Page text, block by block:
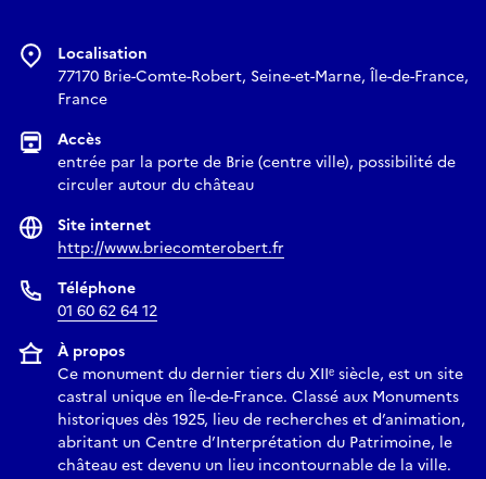
Localisation
77170 Brie-Comte-Robert, Seine-et-Marne, Île-de-France,
France
Accès
entrée par la porte de Brie (centre ville), possibilité de
circuler autour du château
Site internet
http://www.briecomterobert.fr
Téléphone
01 60 62 64 12
À propos
Ce monument du dernier tiers du XIIᵉ siècle, est un site
castral unique en Île-de-France. Classé aux Monuments
historiques dès 1925, lieu de recherches et d’animation,
abritant un Centre d’Interprétation du Patrimoine, le
château est devenu un lieu incontournable de la ville.